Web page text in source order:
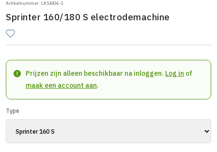
Artikelnummer: LK14436-1
Sprinter 160/180 S electrodemachine
Prijzen zijn alleen beschikbaar na inloggen. Log in of
maak een account aan.
Type